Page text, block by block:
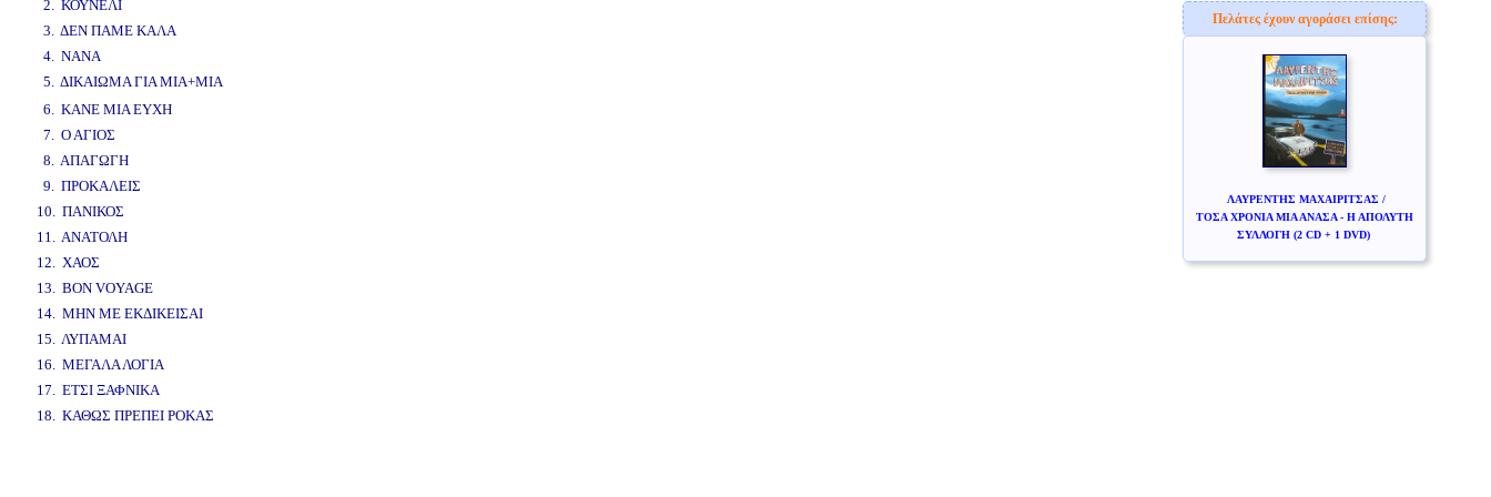
2. ΚΟΥΝΕΛΙ
3. ΔΕΝ ΠΑΜΕ ΚΑΛΑ
4. ΝΑΝΑ
5. ΔΙΚΑΙΩΜΑ ΓΙΑ ΜΙΑ+ΜΙΑ
6. ΚΑΝΕ ΜΙΑ ΕΥΧΗ
7. Ο ΑΓΙΟΣ
8. ΑΠΑΓΩΓΗ
9. ΠΡΟΚΑΛΕΙΣ
10. ΠΑΝΙΚΟΣ
11. ΑΝΑΤΟΛΗ
12. ΧΑΟΣ
13. BON VOYAGE
14. ΜΗΝ ΜΕ ΕΚΔΙΚΕΙΣΑΙ
15. ΛΥΠΑΜΑΙ
16. ΜΕΓΑΛΑ ΛΟΓΙΑ
17. ΕΤΣΙ ΞΑΦΝΙΚΑ
18. ΚΑΘΩΣ ΠΡΕΠΕΙ ΡΟΚΑΣ
Πελάτες έχουν αγοράσει επίσης:
ΛΑΥΡΕΝΤΗΣ ΜΑΧΑΙΡΙΤΣΑΣ /
ΤΟΣΑ ΧΡΟΝΙΑ ΜΙΑ ΑΝΑΣΑ - Η ΑΠΟΛΥΤΗ
ΣΥΛΛΟΓΗ (2 CD + 1 DVD)